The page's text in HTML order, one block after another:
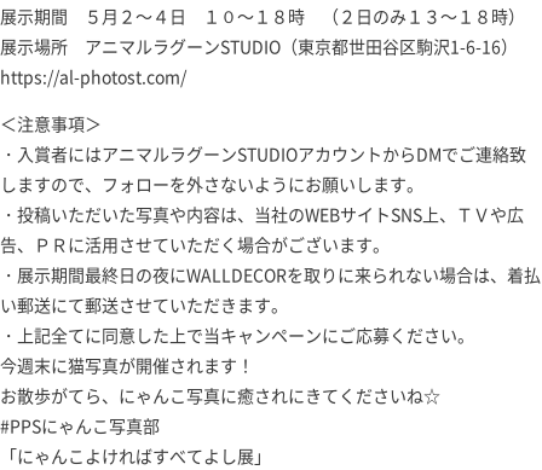
展示期間 ５月２～４日 １０～１８時 （２日のみ１３～１８時）
展示場所 アニマルラグーンSTUDIO（東京都世田谷区駒沢1-6-16）
https://al-photost.com/
＜注意事項＞
・入賞者にはアニマルラグーンSTUDIOアカウントからDMでご連絡致
しますので、フォローを外さないようにお願いします。
・投稿いただいた写真や内容は、当社のWEBサイトSNS上、ＴＶや広
告、ＰＲに活用させていただく場合がございます。
・展示期間最終日の夜にWALLDECORを取りに来られない場合は、着払
い郵送にて郵送させていただきます。
・上記全てに同意した上で当キャンペーンにご応募ください。
今週末に猫写真が開催されます！
お散歩がてら、にゃんこ写真に癒されにきてくださいね☆
#PPSにゃんこ写真部
「にゃんこよければすべてよし展」